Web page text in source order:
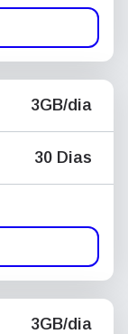
3GB/dia
30 Dias
3GB/dia